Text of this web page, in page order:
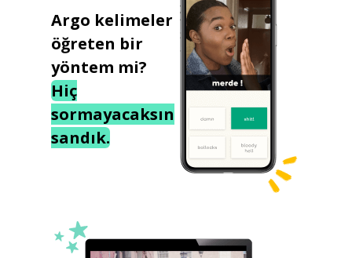
Argo kelimeler
öğreten bir
yöntem mi?
Hiç
sormayacaksın
sandık.